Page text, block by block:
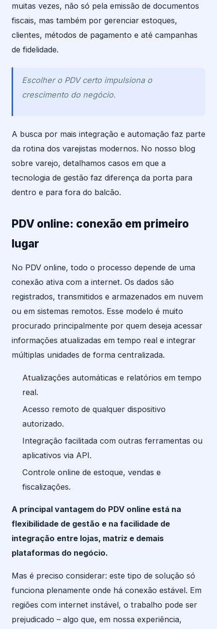
muitas vezes, não só pela emissão de documentos
fiscais, mas também por gerenciar estoques,
clientes, métodos de pagamento e até campanhas
de fidelidade.
Escolher o PDV certo impulsiona o
crescimento do negócio.
A busca por mais integração e automação faz parte
da rotina dos varejistas modernos. No nosso blog
sobre varejo, detalhamos casos em que a
tecnologia de gestão faz diferença da porta para
dentro e para fora do balcão.
PDV online: conexão em primeiro
lugar
No PDV online, todo o processo depende de uma
conexão ativa com a internet. Os dados são
registrados, transmitidos e armazenados em nuvem
ou em sistemas remotos. Esse modelo é muito
procurado principalmente por quem deseja acessar
informações atualizadas em tempo real e integrar
múltiplas unidades de forma centralizada.
Atualizações automáticas e relatórios em tempo
real.
Acesso remoto de qualquer dispositivo
autorizado.
Integração facilitada com outras ferramentas ou
aplicativos via API.
Controle online de estoque, vendas e
fiscalizações.
A principal vantagem do PDV online está na
flexibilidade de gestão e na facilidade de
integração entre lojas, matriz e demais
plataformas do negócio.
Mas é preciso considerar: este tipo de solução só
funciona plenamente onde há conexão estável. Em
regiões com internet instável, o trabalho pode ser
prejudicado – algo que, em nossa experiência,